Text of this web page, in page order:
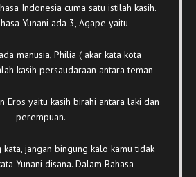
Indonesia cuma satu istilah kasih.
Yunani ada 3, Agape yaitu
manusia, Philia ( akar kata kota
kasih persaudaraan antara teman
Eros yaitu kasih birahi antara laki dan
perempuan.
jangan bingung kalo kamu tidak
Yunani disana. Dalam Bahasa